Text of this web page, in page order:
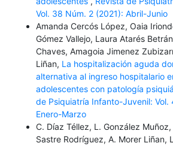
Vol. 38 Núm. 2 (2021): Abril-Junio
Amanda Cercós López, Oaia
Gómez Vallejo, Laura Atarés
Chaves, Amagoia Jimenez
Liñan, La hospitalización aguda
alternativa al ingreso hospitalario
adolescentes con patología
de Psiquiatría Infanto-Juvenil: Vol.
Enero-Marzo
C. Díaz Téllez, L. González
Sastre Rodríguez, A. Morer Liñan,